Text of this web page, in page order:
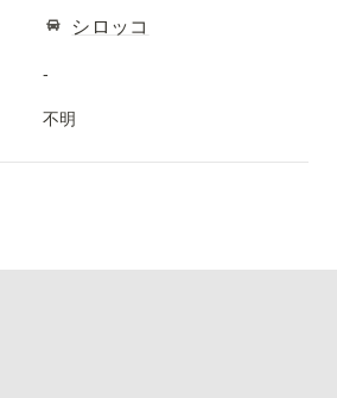
シロッコ
-
不明